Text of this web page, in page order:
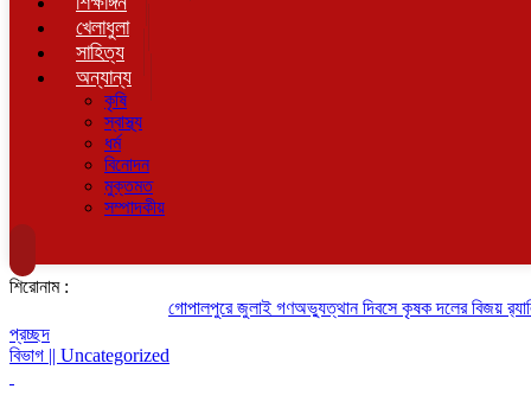
খেলাধুলা
সাহিত্য
অন্যান্য
কৃষি
স্বাস্থ্য
ধর্ম
বিনোদন
মুক্তমত
সম্পাদকীয়
শিরোনাম :
গোপালপুরে জুলাই গণঅভ্যুত্থান দিবসে কৃষক দলের বিজয় র‍্যালি
প্রচ্ছদ
বিভাগ || Uncategorized